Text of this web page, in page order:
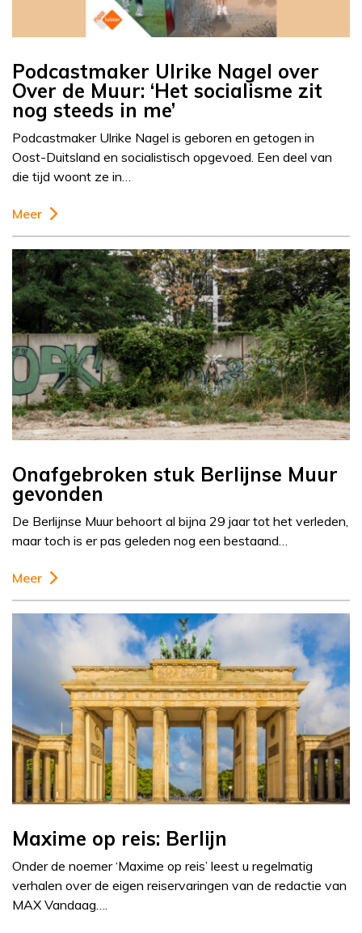
Podcastmaker Ulrike Nagel over
Over de Muur: ‘Het socialisme zit
nog steeds in me’
Podcastmaker Ulrike Nagel is geboren en getogen in
Oost-Duitsland en socialistisch opgevoed. Een deel van
die tijd woont ze in…
Meer
Onafgebroken stuk Berlijnse Muur
gevonden
De Berlijnse Muur behoort al bijna 29 jaar tot het verleden,
maar toch is er pas geleden nog een bestaand…
Meer
Maxime op reis: Berlijn
Onder de noemer ‘Maxime op reis’ leest u regelmatig
verhalen over de eigen reiservaringen van de redactie van
MAX Vandaag….